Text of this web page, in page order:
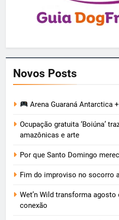
Novos Posts
Arena Guaraná Antarctica
Ocupação gratuita ‘Boiúna’
amazônicas e arte
Por que Santo Domingo
Fim do improviso no socorro
Wet’n Wild transforma
conexão